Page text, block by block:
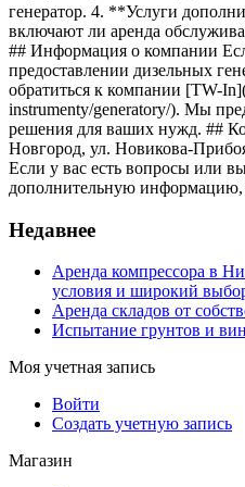
генератор. 4. **Услуги
включают ли аренда
## Информация о компании
предоставлении дизельных
обратиться к компании [TW-
instrumenty/generatory/). Мы
решения для ваших нужд. ##
Новгород, ул. Новикова-
Если у вас есть вопросы или
дополнительную информацию,
Недавнее
Аренда компрессора в
условия и широкий
Аренда складов от
Испытание грунтов и
Моя учетная запись
Войти
Создать учетную запись
Магазин